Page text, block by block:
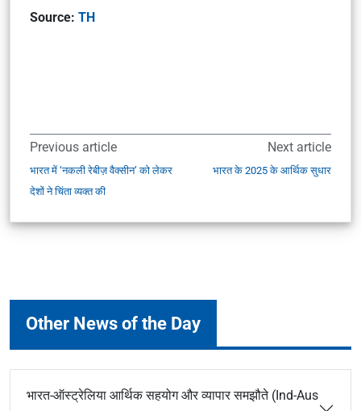
Source: TH
Previous article
भारत में ‘नकली रेबीज़ वैक्सीन’ को लेकर
देशों ने चिंता व्यक्त की
Next article
भारत के 2025 के आर्थिक सुधार
Other News of the Day
भारत-ऑस्ट्रेलिया आर्थिक सहयोग और व्यापार समझौते (Ind-Aus